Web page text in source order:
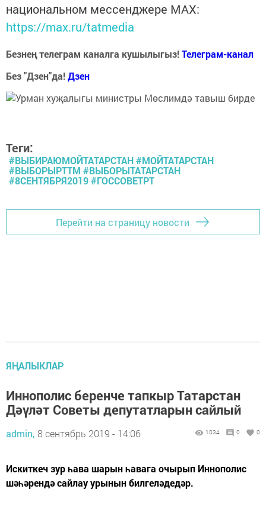
национальном мессенджере MАХ:
https://max.ru/tatmedia
Безнең телеграм каналга кушылыгыз!Телеграм-канал
Без "Дзен"да!Дзен
Теги:
#ВЫБИРАЮМОЙТАТАРСТАН #МОЙТАТАРСТАН
#ВЫБОРЫРТТМ #ВЫБОРЫТАТАРСТАН
#8СЕНТЯБРЯ2019 #ГОССОВЕТРТ
Перейти на страницу новости
ЯҢАЛЫКЛАР
Иннополис беренче тапкыр Татарстан
Дәүләт Советы депутатларын сайлый
admin, 8 сентябрь 2019 - 14:06 1034 0 0
Искиткеч зур һава шарын һавага очырып Иннополис
шәһәрендә сайлау урынын билгеләдедәр.